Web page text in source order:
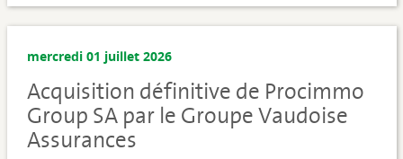
mercredi 01 juillet 2026
Acquisition définitive de Procimmo
Group SA par le Groupe Vaudoise
Assurances